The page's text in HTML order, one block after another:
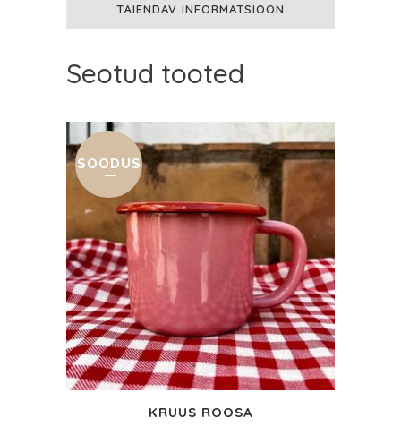
TÄIENDAV INFORMATSIOON
Seotud tooted
SOODUS
KRUUS ROOSA